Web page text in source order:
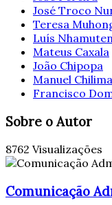
José Troco
Teresa
Luís
Mateus Caxala
João Chipopa
Manuel Chilima
Francisco
Sobre o Autor
8762 Visualizações
Comunicação